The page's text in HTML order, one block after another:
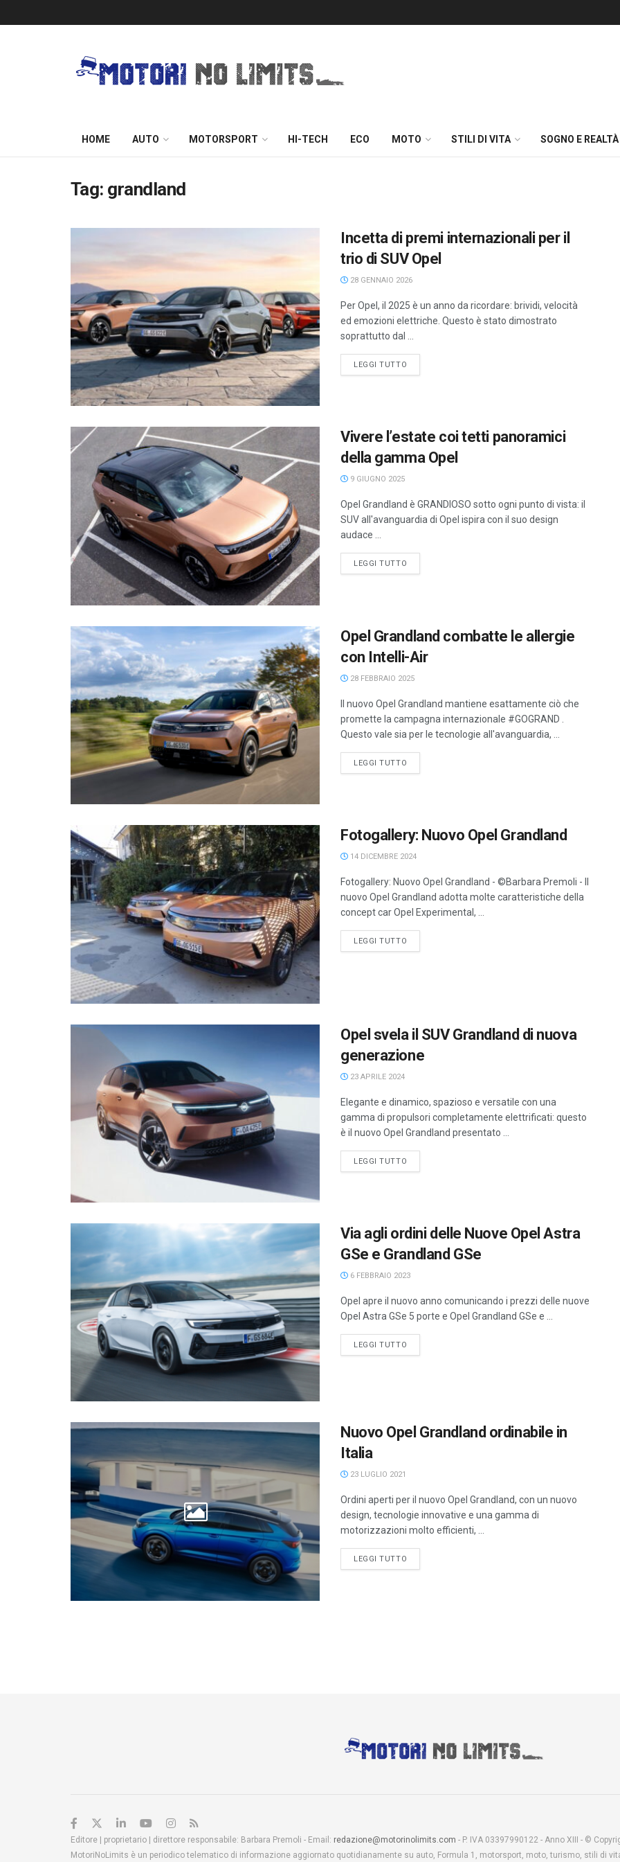
HOME AUTO MOTORSPORT HI-TECH ECO MOTO STILI DI VITA SOGNO E REALTÀ
Tag: grandland
Incetta di premi internazionali per il
trio di SUV Opel
28 GENNAIO 2026
Per Opel, il 2025 è un anno da ricordare: brividi, velocità
ed emozioni elettriche. Questo è stato dimostrato
soprattutto dal ...
LEGGI TUTTO
Vivere l’estate coi tetti panoramici
della gamma Opel
9 GIUGNO 2025
Opel Grandland è GRANDIOSO sotto ogni punto di vista: il
SUV all'avanguardia di Opel ispira con il suo design
audace ...
LEGGI TUTTO
Opel Grandland combatte le allergie
con Intelli-Air
28 FEBBRAIO 2025
Il nuovo Opel Grandland mantiene esattamente ciò che
promette la campagna internazionale #GOGRAND .
Questo vale sia per le tecnologie all'avanguardia, ...
LEGGI TUTTO
Fotogallery: Nuovo Opel Grandland
14 DICEMBRE 2024
Fotogallery: Nuovo Opel Grandland - ©Barbara Premoli - Il
nuovo Opel Grandland adotta molte caratteristiche della
concept car Opel Experimental, ...
LEGGI TUTTO
Opel svela il SUV Grandland di nuova
generazione
23 APRILE 2024
Elegante e dinamico, spazioso e versatile con una
gamma di propulsori completamente elettrificati: questo
è il nuovo Opel Grandland presentato ...
LEGGI TUTTO
Via agli ordini delle Nuove Opel Astra
GSe e Grandland GSe
6 FEBBRAIO 2023
Opel apre il nuovo anno comunicando i prezzi delle nuove
Opel Astra GSe 5 porte e Opel Grandland GSe e ...
LEGGI TUTTO
Nuovo Opel Grandland ordinabile in
Italia
23 LUGLIO 2021
Ordini aperti per il nuovo Opel Grandland, con un nuovo
design, tecnologie innovative e una gamma di
motorizzazioni molto efficienti, ...
LEGGI TUTTO
Editore | proprietario | direttore responsabile: Barbara Premoli - Email: redazione@motorinolimits.com - P. IVA 03397990122 - Anno XIII - ©
MotoriNoLimits è un periodico telematico di informazione aggiornato quotidianamente su auto, Formula 1, motorsport, moto, turismo, stili di